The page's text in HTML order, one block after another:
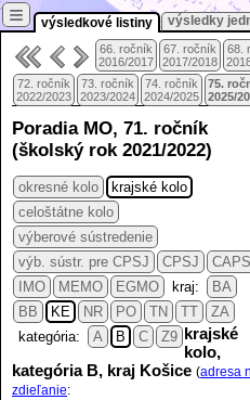
výsledkové listiny výsledky
≡
66. ročník
2016/2017
67. ročník
2017/2018
68.
72. ročník
2022/2023
73. ročník
2023/2024
74. ročník
2024/2025
75.
2025/
Poradia MO, 71. ročník
(školský rok 2021/2022)
okresné kolo
krajské kolo
celoštátne kolo
výberové sústredenie
výb. sústr. pre CPSJ
CPSJ
CAPS
IMO
MEMO EGMO kraj:
BA
BB
KE NR PO TN TT
ZA
kategória:
A B C Z9 krajské
kolo,
kategória B, kraj Košice (adresa
zdieľanie: